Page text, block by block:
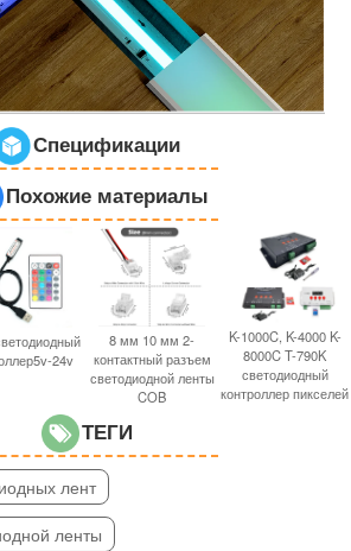
Спецификации
Похожие материалы
24v
8 мм 10 мм 2-
контактный разъем
светодиодной ленты
COB
K-1000C, K-4000 K-
8000C T-790K
светодиодный
контроллер пикселей
ТЕГИ
лент
ленты